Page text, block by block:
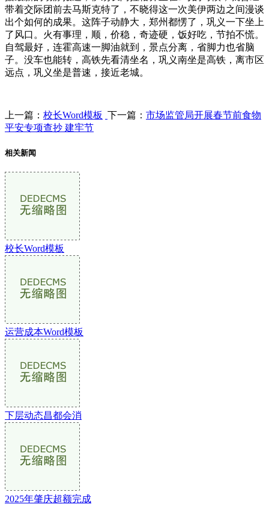
带着交际团前去马斯克特了，不晓得这一次美伊两边之间漫谈
出个如何的成果。这阵子动静大，郑州都愣了，巩义一下坐上
了风口。火有事理，顺，价稳，奇迹硬，饭好吃，节拍不慌。
自驾最好，连霍高速一脚油就到，景点分离，省脚力也省脑
子。没车也能转，高铁先看清坐名，巩义南坐是高铁，离市区
远点，巩义坐是普速，接近老城。
上一篇： 校长Word模板 下一篇： 市场监管局开展春节前食物
平安专项查抄 建牢节
相关新闻
校长Word模板
运营成本Word模板
下层动态昌都会消
2025年肇庆超额完成